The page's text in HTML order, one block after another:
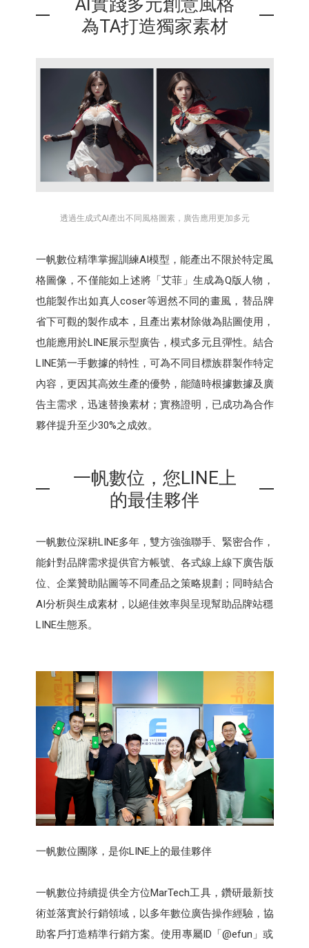
AI實踐多元創意風格
為TA打造獨家素材
透過生成式AI產出不同風格圖素，廣告應用更加多元
一帆數位精準掌握訓練AI模型，能產出不限於特定風
格圖像，不僅能如上述將「艾菲」生成為Q版人物，
也能製作出如真人coser等迥然不同的畫風，替品牌
省下可觀的製作成本，且產出素材除做為貼圖使用，
也能應用於LINE展示型廣告，模式多元且彈性。結合
LINE第一手數據的特性，可為不同目標族群製作特定
內容，更因其高效生產的優勢，能隨時根據數據及廣
告主需求，迅速替換素材；實務證明，已成功為合作
夥伴提升至少30%之成效。
一帆數位，您LINE上
的最佳夥伴
一帆數位深耕LINE多年，雙方強強聯手、緊密合作，
能針對品牌需求提供官方帳號、各式線上線下廣告版
位、企業贊助貼圖等不同產品之策略規劃；同時結合
AI分析與生成素材，以絕佳效率與呈現幫助品牌站穩
LINE生態系。
一帆數位團隊，是你LINE上的最佳夥伴
一帆數位持續提供全方位MarTech工具，鑽研最新技
術並落實於行銷領域，以多年數位廣告操作經驗，協
助客戶打造精準行銷方案。使用專屬ID「@efun」或